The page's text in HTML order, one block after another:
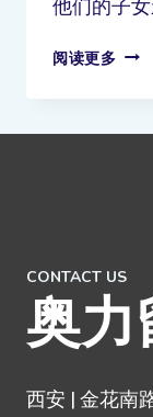
他们的子
阅读更多
CONTACT US
奥力
西安 | 金花南